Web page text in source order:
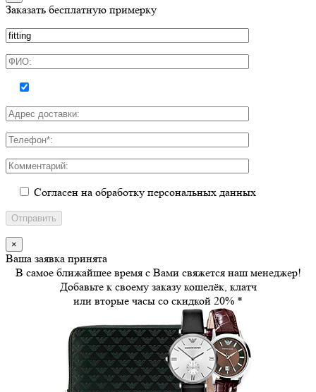
Заказать бесплатную примерку
Согласен на обработку персональных данных
×
Ваша заявка принята
В самое ближайшее время с Вами свяжется наш менеджер!
Добавьте к своему заказу кошелёк, клатч
или вторые часы со скидкой 20% *